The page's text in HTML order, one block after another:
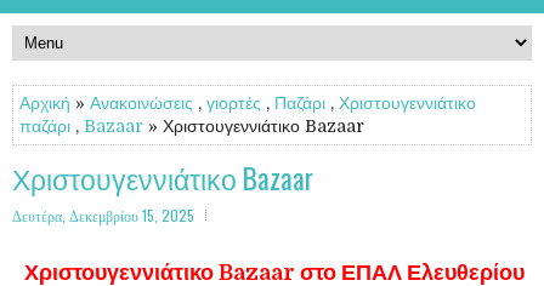
Αρχική » Ανακοινώσεις , γιορτές , Παζάρι , Χριστουγεννιάτικο
παζάρι , Bazaar » Χριστουγεννιάτικο Bazaar
Χριστουγεννιάτικο Bazaar
Δευτέρα, Δεκεμβρίου 15, 2025
Χριστουγεννιάτικο Bazaar στο ΕΠΑΛ Ελευθερίου